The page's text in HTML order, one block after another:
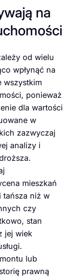
na
od wielu
wpłynąć na
wszystkim
ponieważ
dla wartości
w
zazwyczaj
analizy i
mieszkań
tańsza niż w
czy
stan
jej wiek
lub
prawną